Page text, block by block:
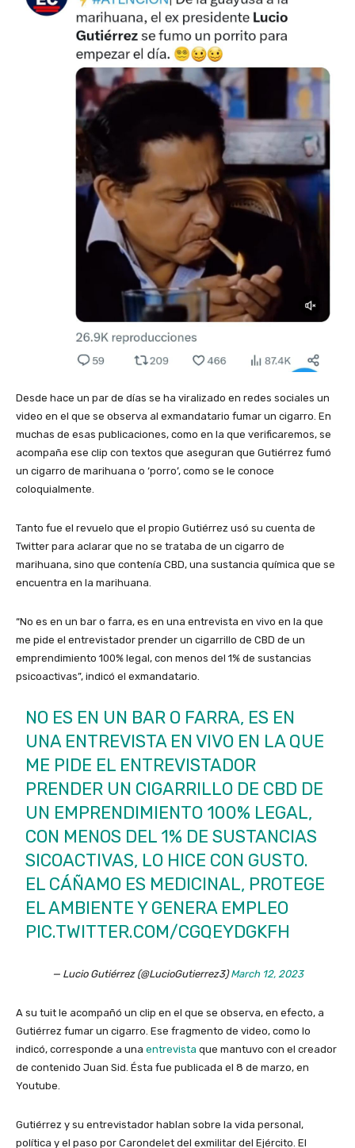
Desde hace un par de días se ha viralizado en redes sociales un
video en el que se observa al exmandatario fumar un cigarro. En
muchas de esas publicaciones, como en la que verificaremos, se
acompaña ese clip con textos que aseguran que Gutiérrez fumó
un cigarro de marihuana o ‘porro’, como se le conoce
coloquialmente.
Tanto fue el revuelo que el propio Gutiérrez usó su cuenta de
Twitter para aclarar que no se trataba de un cigarro de
marihuana, sino que contenía CBD, una sustancia química que se
encuentra en la marihuana.
“No es en un bar o farra, es en una entrevista en vivo en la que
me pide el entrevistador prender un cigarrillo de CBD de un
emprendimiento 100% legal, con menos del 1% de sustancias
psicoactivas”, indicó el exmandatario.
NO ES EN UN BAR O FARRA, ES EN
UNA ENTREVISTA EN VIVO EN LA QUE
ME PIDE EL ENTREVISTADOR
PRENDER UN CIGARRILLO DE CBD DE
UN EMPRENDIMIENTO 100% LEGAL,
CON MENOS DEL 1% DE SUSTANCIAS
SICOACTIVAS, LO HICE CON GUSTO.
EL CÁÑAMO ES MEDICINAL, PROTEGE
EL AMBIENTE Y GENERA EMPLEO
PIC.TWITTER.COM/CGQEYDGKFH
— Lucio Gutiérrez (@LucioGutierrez3)March 12, 2023
A su tuit le acompañó un clip en el que se observa, en efecto, a
Gutiérrez fumar un cigarro. Ese fragmento de video, como lo
indicó, corresponde a una entrevista que mantuvo con el creador
de contenido Juan Sid. Ésta fue publicada el 8 de marzo, en
Youtube.
Gutiérrez y su entrevistador hablan sobre la vida personal,
política y el paso por Carondelet del exmilitar del Ejército. El